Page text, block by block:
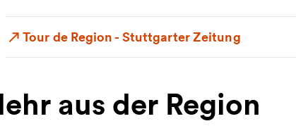
Tour de Region - Stuttgarter Zeitung
aus der Region